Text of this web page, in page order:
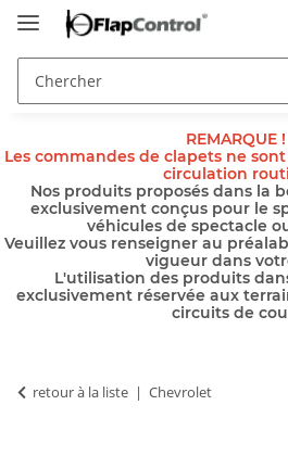
REMARQUE !
Les commandes de clapets ne
circulation
Nos produits proposés dans la
exclusivement conçus pour le
véhicules de spectacle
Veuillez vous renseigner au
vigueur dans
L'utilisation des produits
exclusivement réservée aux
circuits de
retour à la liste Chevrolet